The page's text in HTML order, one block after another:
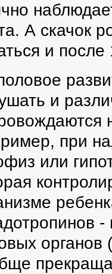
А скачок
и после
и
при
или
органов